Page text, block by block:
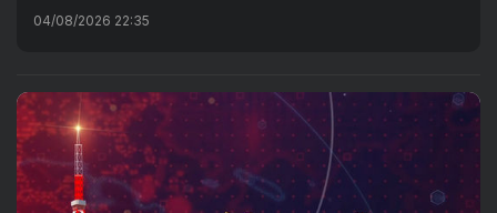
04/08/2026 22:35